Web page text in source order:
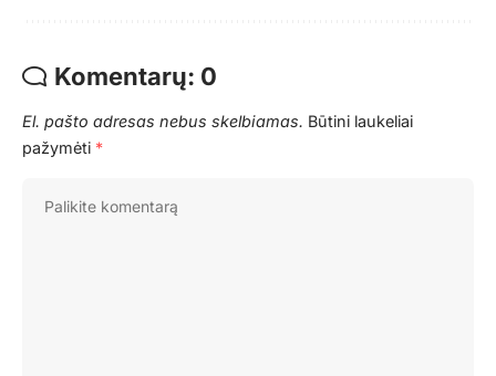
Komentarų: 0
El. pašto adresas nebus skelbiamas. Būtini laukeliai
pažymėti *